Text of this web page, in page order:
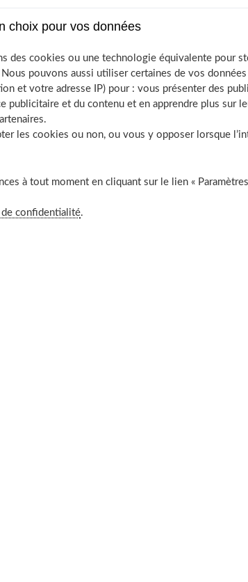
par mois
de contrôle ?
ou rubéole
La prévoyance est gage de sécurité.
les vacciner. Quant à la
avec précision les examens
éviter toute atteinte de l'enfant.
de
lors d'une consultation gynécologique,
choix pour vos données
des cookies ou une technologie équivalente pour
pouvons aussi utiliser certaines de vos données
et votre adresse IP) pour : vous présenter des
publicitaire et du contenu et en apprendre plus sur
les cookies ou non, ou vous y opposer lorsque
à tout moment en cliquant sur le lien «
confidentialité.